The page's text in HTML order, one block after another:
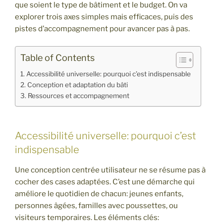
que soient le type de bâtiment et le budget. On va
explorer trois axes simples mais efficaces, puis des
pistes d’accompagnement pour avancer pas à pas.
Table of Contents
Accessibilité universelle: pourquoi c’est indispensable
Conception et adaptation du bâti
Ressources et accompagnement
Accessibilité universelle: pourquoi c’est
indispensable
Une conception centrée utilisateur ne se résume pas à
cocher des cases adaptées. C’est une démarche qui
améliore le quotidien de chacun: jeunes enfants,
personnes âgées, familles avec poussettes, ou
visiteurs temporaires. Les éléments clés: